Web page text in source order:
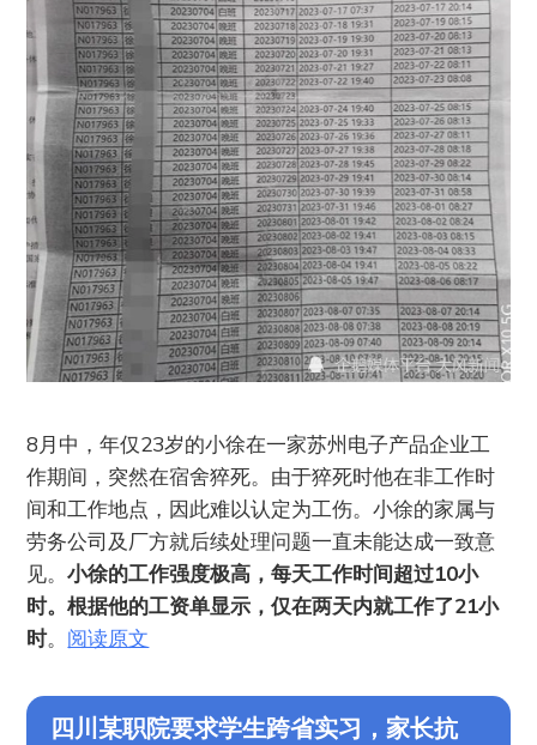
8月中，年仅23岁的小徐在一家苏州电子产品企业工
作期间，突然在宿舍猝死。由于猝死时他在非工作时
间和工作地点，因此难以认定为工伤。小徐的家属与
劳务公司及厂方就后续处理问题一直未能达成一致意
见。小徐的工作强度极高，每天工作时间超过10小
时。根据他的工资单显示，仅在两天内就工作了21小
时。 阅读原文
四川某职院要求学生跨省实习，家长抗